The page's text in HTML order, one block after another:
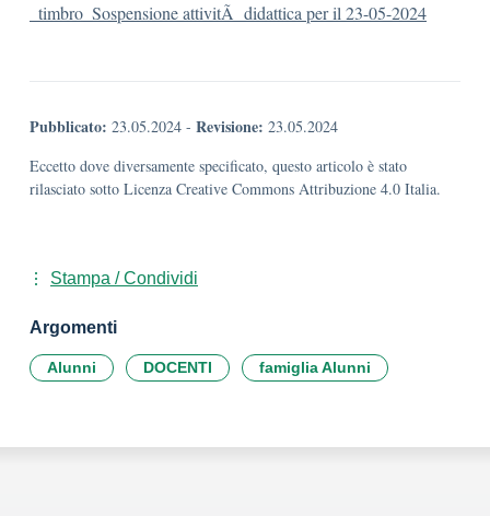
_timbro_Sospensione attivitÃ didattica per il 23-05-2024
Pubblicato: 23.05.2024 - Revisione: 23.05.2024
Eccetto dove diversamente specificato, questo articolo è stato
rilasciato sotto Licenza Creative Commons Attribuzione 4.0 Italia.
Stampa / Condividi
Argomenti
Alunni DOCENTI famiglia Alunni